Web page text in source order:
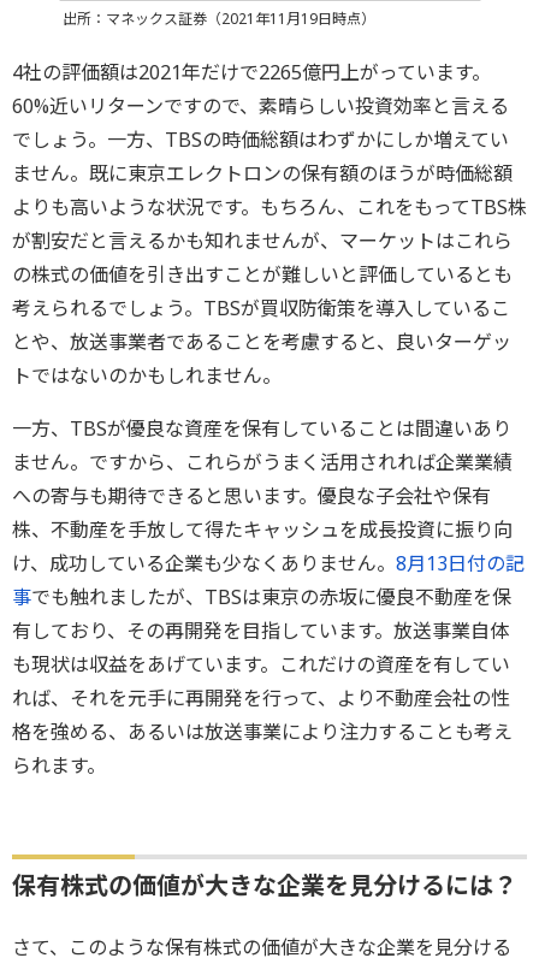
出所：マネックス証券（2021年11月19日時点）
4社の評価額は2021年だけで2265億円上がっています。
60%近いリターンですので、素晴らしい投資効率と言える
でしょう。一方、TBSの時価総額はわずかにしか増えてい
ません。既に東京エレクトロンの保有額のほうが時価総額
よりも高いような状況です。もちろん、これをもってTBS株
が割安だと言えるかも知れませんが、マーケットはこれら
の株式の価値を引き出すことが難しいと評価しているとも
考えられるでしょう。TBSが買収防衛策を導入しているこ
とや、放送事業者であることを考慮すると、良いターゲッ
トではないのかもしれません。
一方、TBSが優良な資産を保有していることは間違いあり
ません。ですから、これらがうまく活用されれば企業業績
への寄与も期待できると思います。優良な子会社や保有
株、不動産を手放して得たキャッシュを成長投資に振り向
け、成功している企業も少なくありません。 8月13日付の記
事でも触れましたが、TBSは東京の赤坂に優良不動産を保
有しており、その再開発を目指しています。放送事業自体
も現状は収益をあげています。これだけの資産を有してい
れば、それを元手に再開発を行って、より不動産会社の性
格を強める、あるいは放送事業により注力することも考え
られます。
保有株式の価値が大きな企業を見分けるには？
さて、このような保有株式の価値が大きな企業を見分ける